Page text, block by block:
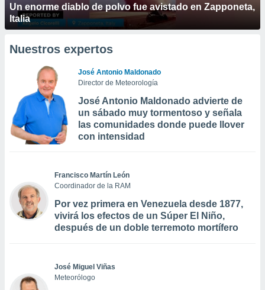
Un enorme diablo de polvo fue avistado en Zapponeta,
Italia
Nuestros expertos
José Antonio Maldonado
Director de Meteorología
José Antonio Maldonado advierte de
un sábado muy tormentoso y señala
las comunidades donde puede llover
con intensidad
Francisco Martín León
Coordinador de la RAM
Por vez primera en Venezuela desde 1877,
vivirá los efectos de un Súper El Niño,
después de un doble terremoto mortífero
José Miguel Viñas
Meteorólogo